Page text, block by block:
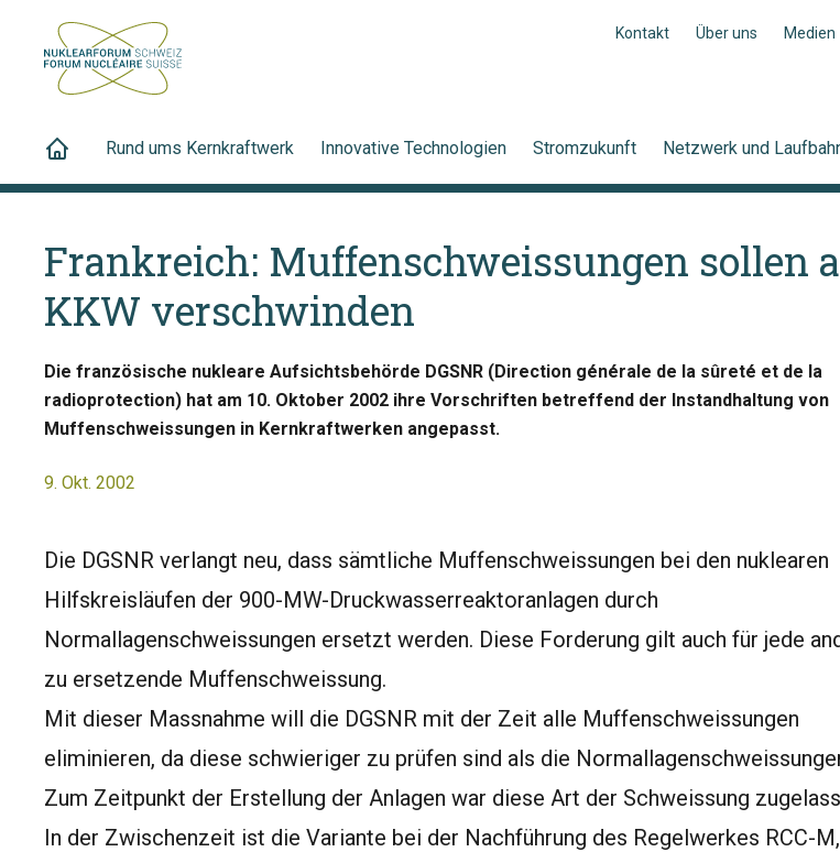
Kontakt Über uns Medien
Rund ums Kernkraftwerk Innovative Technologien Stromzukunft Netzwerk und
Frankreich: Muffenschweissungen sollen
KKW verschwinden
Die französische nukleare Aufsichtsbehörde DGSNR (Direction générale de la sûreté et de la
radioprotection) hat am 10. Oktober 2002 ihre Vorschriften betreffend der Instandhaltung von
Muffenschweissungen in Kernkraftwerken angepasst.
9. Okt. 2002
Die DGSNR verlangt neu, dass sämtliche Muffenschweissungen bei den nuklearen
Hilfskreisläufen der 900-MW-Druckwasserreaktoranlagen durch
Normallagenschweissungen ersetzt werden. Diese Forderung gilt auch für jede
zu ersetzende Muffenschweissung.
Mit dieser Massnahme will die DGSNR mit der Zeit alle Muffenschweissungen
eliminieren, da diese schwieriger zu prüfen sind als die
Zum Zeitpunkt der Erstellung der Anlagen war diese Art der Schweissung
In der Zwischenzeit ist die Variante bei der Nachführung des Regelwerkes RCC-